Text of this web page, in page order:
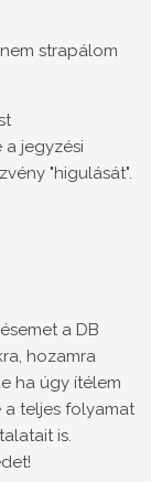
strapálom
jegyzési
"higulását".
a DB
hozamra
ha úgy ítélem
a teljes folyamat
is.